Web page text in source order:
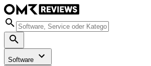
Software